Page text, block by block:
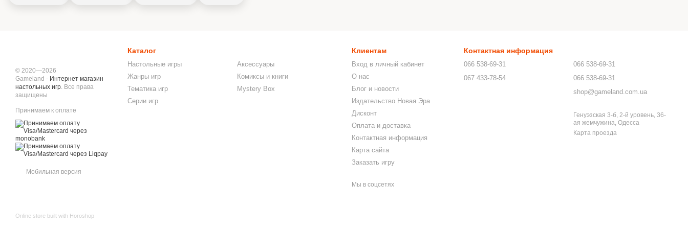
© 2020—2026
Gameland - Интернет магазин
настольных игр. Все права
защищены
Принимаем к оплате
Мобильная версия
Online store built with Horoshop
Каталог
Настольные игры
Жанры игр
Тематика игр
Серии игр
Аксессуары
Комиксы и книги
Mystery Box
Клиентам
Вход в личный кабинет
О нас
Блог и новости
Издательство Новая Эра
Дисконт
Оплата и доставка
Контактная информация
Карта сайта
Заказать игру
Мы в соцсетях
Контактная информация
066 538-69-31
067 433-78-54
066 538-69-31
066 538-69-31
shop@gameland.com.ua
Генуэзская 3-б, 2-й уровень, 36-
ая жемчужина, Одесса
Карта проезда